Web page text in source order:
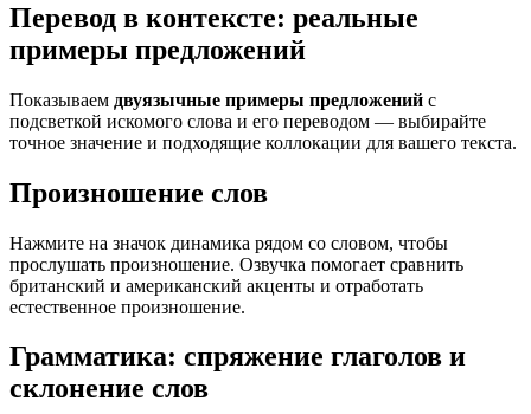
Перевод в контексте: реальные
примеры предложений
Показываем двуязычные примеры предложений с
подсветкой искомого слова и его переводом — выбирайте
точное значение и подходящие коллокации для вашего текста.
Произношение слов
Нажмите на значок динамика рядом со словом, чтобы
прослушать произношение. Озвучка помогает сравнить
британский и американский акценты и отработать
естественное произношение.
Грамматика: спряжение глаголов и
склонение слов